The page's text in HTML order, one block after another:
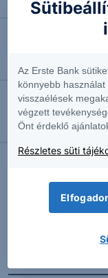
Négyhavi
EURUSD:
2026.08.07. 10:37
Megint
Az Erste Bank
könnyebb
visszaélések
végzett
Önt érdeklő
Részletes süti